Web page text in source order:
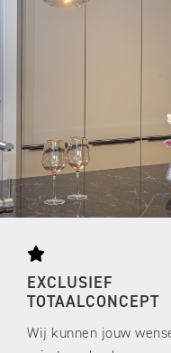
EXCLUSIEF
TOTAALCONCEPT
Wij kunnen jouw